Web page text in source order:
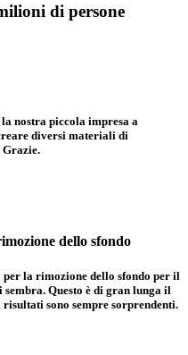
di persone
nostra piccola impresa a
diversi materiali di
Grazie.
dello sfondo
la rimozione dello sfondo per il
Questo è di gran lunga il
sono sempre sorprendenti.